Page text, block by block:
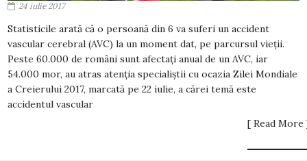
24 iulie 2017
Statisticile arată că o persoană din 6 va suferi un accident
vascular cerebral (AVC) la un moment dat, pe parcursul vieții.
Peste 60.000 de români sunt afectați anual de un AVC, iar
54.000 mor, au atras atenția specialiștii cu ocazia Zilei Mondiale
a Creierului 2017, marcată pe 22 iulie, a cărei temă este
accidentul vascular
[ Read More